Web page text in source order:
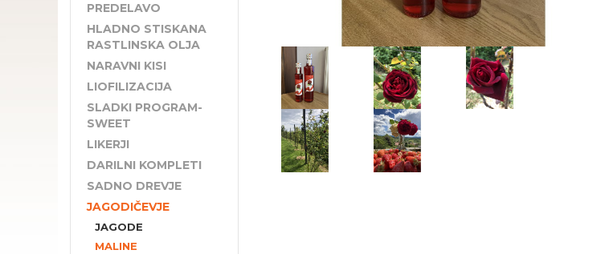
PREDELAVO
HLADNO STISKANA
RASTLINSKA OLJA
NARAVNI KISI
LIOFILIZACIJA
SLADKI PROGRAM-
SWEET
LIKERJI
DARILNI KOMPLETI
SADNO DREVJE
JAGODIČEVJE
JAGODE
MALINE